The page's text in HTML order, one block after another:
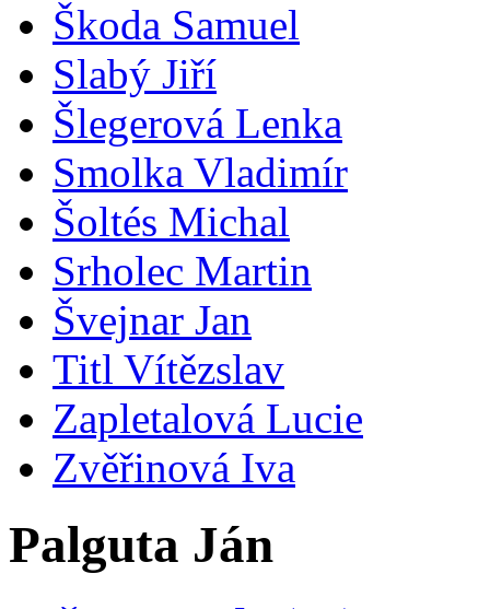
Škoda Samuel
Slabý Jiří
Šlegerová Lenka
Smolka Vladimír
Šoltés Michal
Srholec Martin
Švejnar Jan
Titl Vítězslav
Zapletalová Lucie
Zvěřinová Iva
Palguta Ján